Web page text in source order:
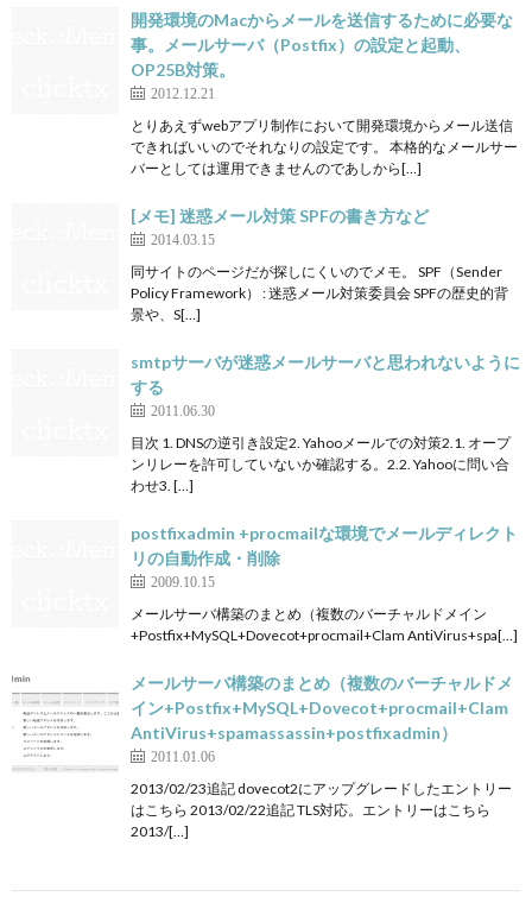
開発環境のMacからメールを送信するために必要な
事。メールサーバ（Postfix）の設定と起動、
OP25B対策。
2012.12.21
とりあえずwebアプリ制作において開発環境からメール送信
できればいいのでそれなりの設定です。 本格的なメールサー
バーとしては運用できませんのであしから[…]
[メモ] 迷惑メール対策 SPFの書き方など
2014.03.15
同サイトのページだが探しにくいのでメモ。 SPF（Sender
Policy Framework） : 迷惑メール対策委員会 SPFの歴史的背
景や、S[…]
smtpサーバが迷惑メールサーバと思われないように
する
2011.06.30
目次 1. DNSの逆引き設定2. Yahooメールでの対策2.1. オープ
ンリレーを許可していないか確認する。2.2. Yahooに問い合
わせ3. […]
postfixadmin +procmailな環境でメールディレクト
リの自動作成・削除
2009.10.15
メールサーバ構築のまとめ（複数のバーチャルドメイン
+Postfix+MySQL+Dovecot+procmail+Clam AntiVirus+spa[…]
メールサーバ構築のまとめ（複数のバーチャルドメ
イン+Postfix+MySQL+Dovecot+procmail+Clam
AntiVirus+spamassassin+postfixadmin）
2011.01.06
2013/02/23追記 dovecot2にアップグレードしたエントリー
はこちら 2013/02/22追記 TLS対応。エントリーはこちら
2013/[…]